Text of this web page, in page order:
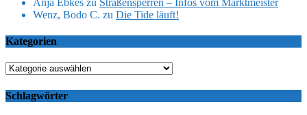
Wenz, Bodo C. zu Die Tide läuft!
Kategorien
Kategorien
Schlagwörter